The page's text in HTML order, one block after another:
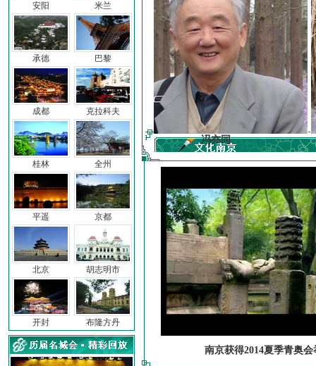
安阳
承德
成都
桂林
平遥
北京
开封
米兰
巴黎
克拉科夫
全州
京都
胡志明市
布隆方丹
子 冯亦同
南京获得2014夏季青奥会